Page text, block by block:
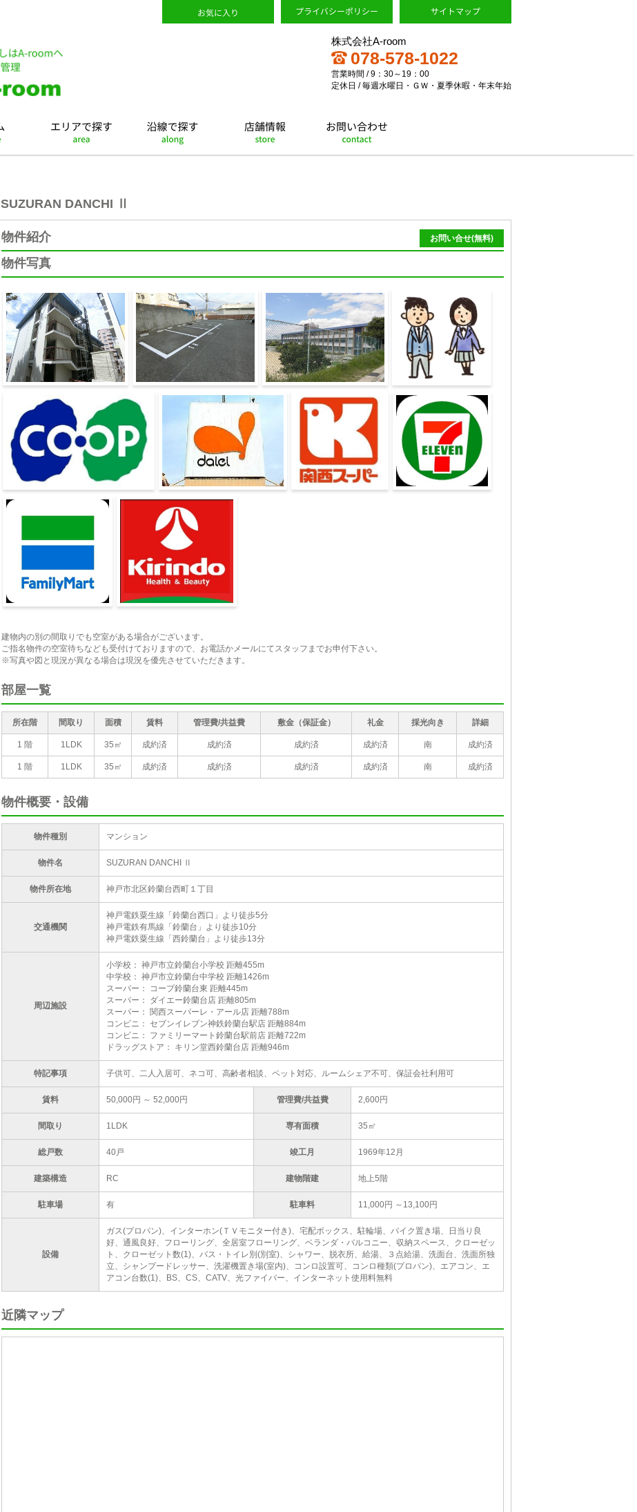
株式会社A-room
078-578-1022
営業時間 / 9：30～19：00
定休日 / 毎週水曜日・ＧＷ・夏季休暇・年末年始
SUZURAN DANCHI Ⅱ
物件紹介 お問い合せ(無料)
物件写真
駐車場 神戸市立鈴蘭台小学校 神戸市立鈴蘭台中学校
コープ鈴蘭台東 ダイエー鈴蘭台店
駅前店
建物内の別の間取りでも空室がある場合がございます。
ご指名物件の空室待ちなども受付けておりますので、お電話かメールにてスタッフまでお申付下さい。
※写真や図と現況が異なる場合は現況を優先させていただきます。
部屋一覧
所在階 間取り 面積 賃料 管理費/共益費 敷金（保証金） 礼金 採光向き 詳細
1 階 1LDK 35㎡ 成約済 成約済 成約済 成約済 南 成約済
1 階 1LDK 35㎡ 成約済 成約済 成約済 成約済 南 成約済
物件概要・設備
物件種別 マンション
物件名 SUZURAN DANCHI Ⅱ
物件所在地 神戸市北区鈴蘭台西町１丁目
交通機関
神戸電鉄粟生線「鈴蘭台西口」より徒歩5分
神戸電鉄有馬線「鈴蘭台」より徒歩10分
神戸電鉄粟生線「西鈴蘭台」より徒歩13分
周辺施設
小学校： 神戸市立鈴蘭台小学校 距離455m
中学校： 神戸市立鈴蘭台中学校 距離1426m
スーパー： コープ鈴蘭台東 距離445m
スーパー： ダイエー鈴蘭台店 距離805m
スーパー： 関西スーパーレ・アール店 距離788m
コンビニ： セブンイレブン神鉄鈴蘭台駅店 距離884m
コンビニ： ファミリーマート鈴蘭台駅前店 距離722m
ドラッグストア： キリン堂西鈴蘭台店 距離946m
特記事項 子供可、二人入居可、ネコ可、高齢者相談、ペット対応、ルームシェア不可、保証会社利用可
賃料 50,000円 ～ 52,000円 管理費/共益費 2,600円
間取り 1LDK 専有面積 35㎡
総戸数 40戸 竣工月 1969年12月
建築構造 RC 建物階建 地上5階
駐車場 有 駐車料 11,000円 ～13,100円
設備
ガス(プロパン)、インターホン(ＴＶモニター付き)、宅配ボックス、駐輪場、バイク置き場、日当り良
好、通風良好、フローリング、全居室フローリング、ベランダ・バルコニー、収納スペース、クローゼッ
ト、クローゼット数(1)、バス・トイレ別(別室)、シャワー、脱衣所、給湯、３点給湯、洗面台、洗面所独
立、シャンプードレッサー、洗濯機置き場(室内)、コンロ設置可、コンロ種類(プロパン)、エアコン、エ
アコン台数(1)、BS、CS、CATV、光ファイバー、インターネット使用料無料
近隣マップ